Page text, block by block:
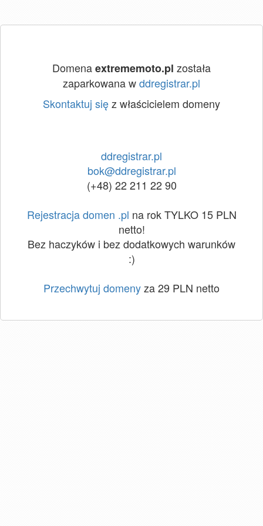
Domenaextrememoto.pl została
zaparkowana wddregistrar.pl
Skontaktuj sięz właścicielem domeny
ddregistrar.pl
bok@ddregistrar.pl
(+48) 22 211 22 90
Rejestracja domen .pl na rok TYLKO 15 PLN
netto!
Bez haczyków i bez dodatkowych warunków
:)
Przechwytuj domenyza 29 PLN netto